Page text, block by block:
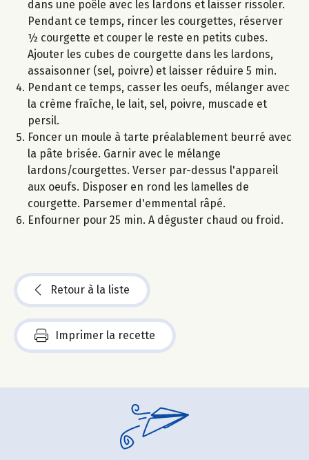
dans une poêle avec les lardons et laisser rissoler.
Pendant ce temps, rincer les courgettes, réserver
½ courgette et couper le reste en petits cubes.
Ajouter les cubes de courgette dans les lardons,
assaisonner (sel, poivre) et laisser réduire 5 min.
Pendant ce temps, casser les oeufs, mélanger avec
la crème fraîche, le lait, sel, poivre, muscade et
persil.
Foncer un moule à tarte préalablement beurré avec
la pâte brisée. Garnir avec le mélange
lardons/courgettes. Verser par-dessus l'appareil
aux oeufs. Disposer en rond les lamelles de
courgette. Parsemer d'emmental râpé.
Enfourner pour 25 min. A déguster chaud ou froid.
Retour à la liste
Imprimer la recette